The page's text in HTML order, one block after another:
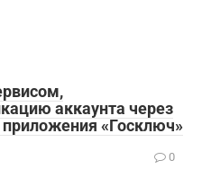
аккаунта через
«Госключ»
0